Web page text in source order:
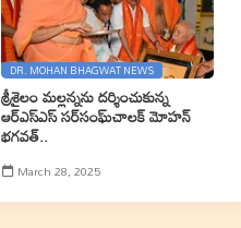
DR. MOHAN BHAGWAT NEWS
శ్రీశైలం మల్లన్నను దర్శించుకున్న
ఆర్ఎస్ఎస్ సర్‌సంఘ్‌చాలక్ మోహన్
భగవత్..
March 28, 2025